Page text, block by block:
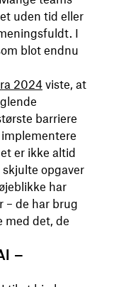
uden tid eller
I
blot endnu
2024 viste, at
barriere
er ikke altid
opgaver
har
– de har brug
med det, de
–